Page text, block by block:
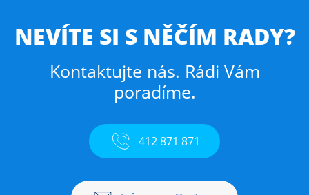
NEVÍTE SI S NĚČÍM RADY?
Kontaktujte nás. Rádi Vám
poradíme.
412 871 871